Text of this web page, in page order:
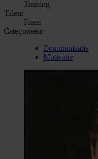
Training
Talen:
Frans
Categorieën:
Communicatie
Motivatie